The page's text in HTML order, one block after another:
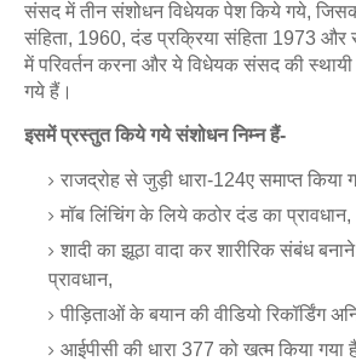
संसद में तीन संशोधन विधेयक पेश किये गये,
संहिता, 1960, दंड प्रक्रिया संहिता 1973 और
में परिवर्तन करना और ये विधेयक संसद की
गये हैं।
इसमें प्रस्तुत किये गये संशोधन निम्न हैं-
राजद्रोह से जुड़ी धारा-124ए समाप्त किया
मॉब लिंचिंग के लिये कठोर दंड का प्रावधान,
शादी का झूठा वादा कर शारीरिक संबंध
प्रावधान,
पीड़िताओं के बयान की वीडियो रिकॉर्डिंग
आईपीसी की धारा 377 को खत्म किया गया